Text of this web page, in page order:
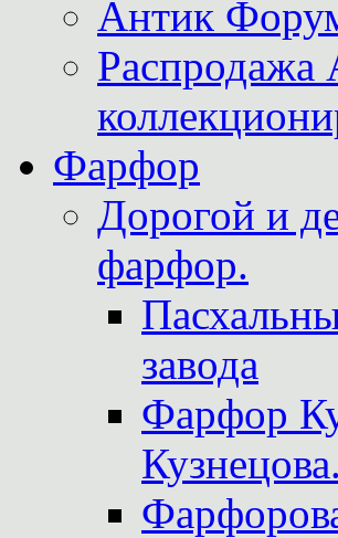
Антик
Распродажа
Фарфор
Дорогой и
фарфор.
завода
Фарфор